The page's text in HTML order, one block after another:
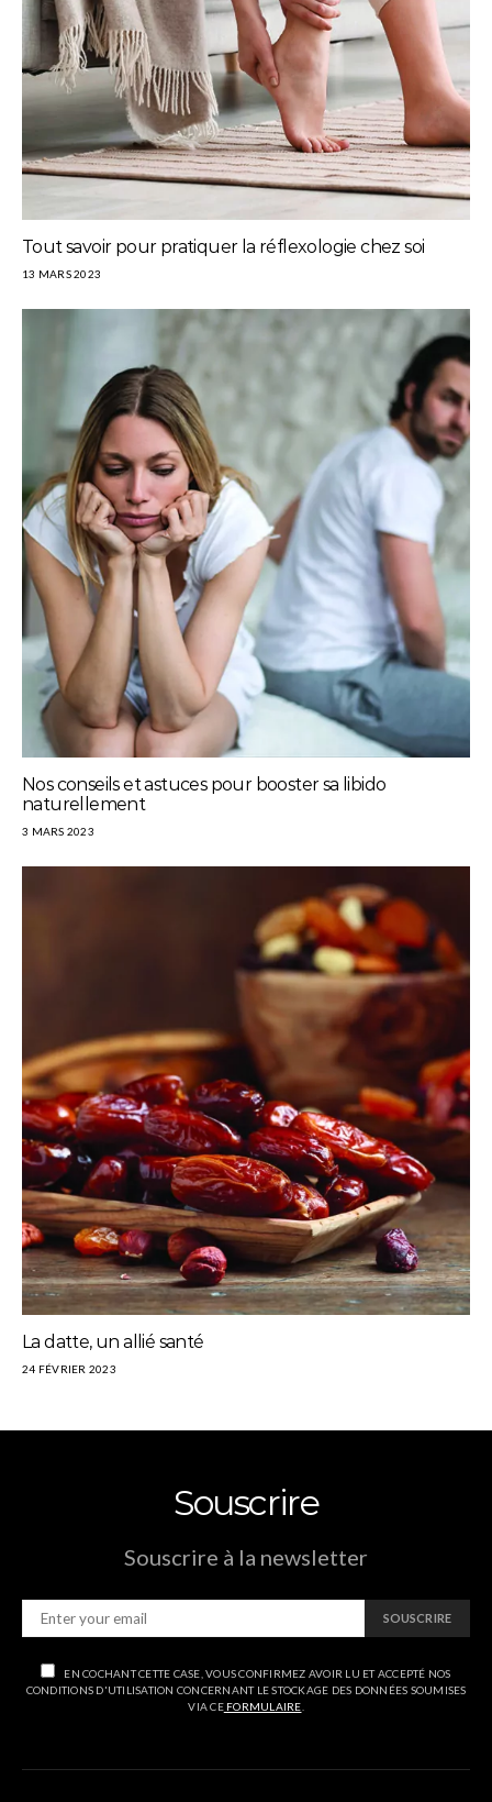
Tout savoir pour pratiquer la réflexologie chez soi
13 MARS 2023
Nos conseils et astuces pour booster sa libido
naturellement
3 MARS 2023
La datte, un allié santé
24 FÉVRIER 2023
Souscrire
Souscrire à la newsletter
SOUSCRIRE
EN COCHANT CETTE CASE, VOUS CONFIRMEZ AVOIR LU ET ACCEPTÉ NOS
CONDITIONS D'UTILISATION CONCERNANT LE STOCKAGE DES DONNÉES SOUMISES
VIA CEFORMULAIRE